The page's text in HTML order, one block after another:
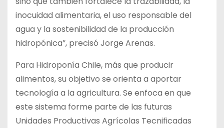
inocuidad alimentaria, el uso responsable del
agua y la sostenibilidad de la producción
hidropónica”, precisó Jorge Arenas.
Para Hidroponía Chile, más que producir
alimentos, su objetivo se orienta a aportar
tecnología a la agricultura. Se enfoca en que
este sistema forme parte de las futuras
Unidades Productivas Agrícolas Tecnificadas